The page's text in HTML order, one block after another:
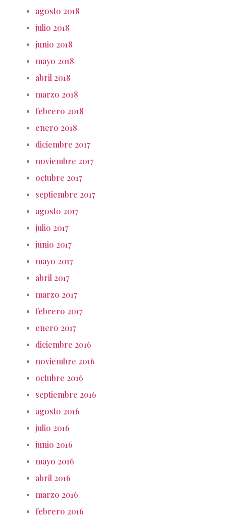
agosto 2018
julio 2018
junio 2018
mayo 2018
abril 2018
marzo 2018
febrero 2018
enero 2018
diciembre 2017
noviembre 2017
octubre 2017
septiembre 2017
agosto 2017
julio 2017
junio 2017
mayo 2017
abril 2017
marzo 2017
febrero 2017
enero 2017
diciembre 2016
noviembre 2016
octubre 2016
septiembre 2016
agosto 2016
julio 2016
junio 2016
mayo 2016
abril 2016
marzo 2016
febrero 2016